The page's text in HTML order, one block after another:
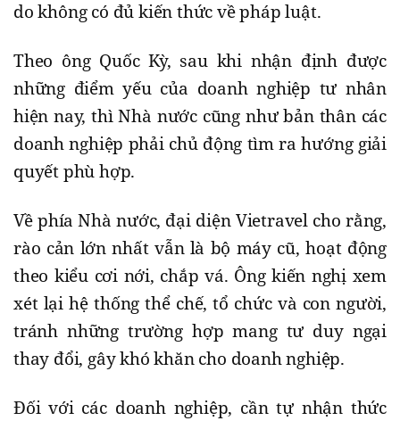
do không có đủ kiến thức về pháp luật.
Theo ông Quốc Kỳ, sau khi nhận định được
những điểm yếu của doanh nghiệp tư nhân
hiện nay, thì Nhà nước cũng như bản thân các
doanh nghiệp phải chủ động tìm ra hướng giải
quyết phù hợp.
Về phía Nhà nước, đại diện Vietravel cho rằng,
rào cản lớn nhất vẫn là bộ máy cũ, hoạt động
theo kiểu cơi nới, chắp vá. Ông kiến nghị xem
xét lại hệ thống thể chế, tổ chức và con người,
tránh những trường hợp mang tư duy ngại
thay đổi, gây khó khăn cho doanh nghiệp.
Đối với các doanh nghiệp, cần tự nhận thức